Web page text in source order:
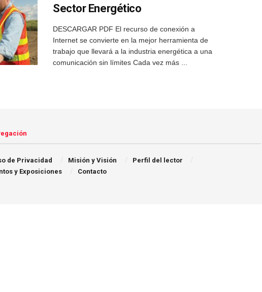
Sector Energético
DESCARGAR PDF El recurso de conexión a
Internet se convierte en la mejor herramienta de
trabajo que llevará a la industria energética a una
comunicación sin límites Cada vez más ...
de Privacidad Misión y Visión
Perfil del lector
y Exposiciones
Contacto